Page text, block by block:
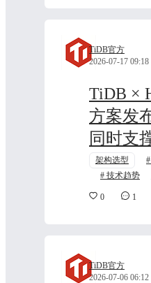
TiDB官方
2026-07-17 09:18
TiDB ×
方案发
同时支
架构选型
技术趋势
0 1
TiDB官方
2026-07-06 06:12